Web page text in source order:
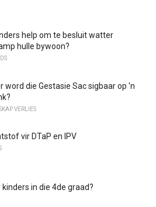
help om te besluit watter
hulle bywoon?
word die Gestasie Sac sigbaar op 'n
VERLIES
vir DTaP en IPV
kinders in die 4de graad?